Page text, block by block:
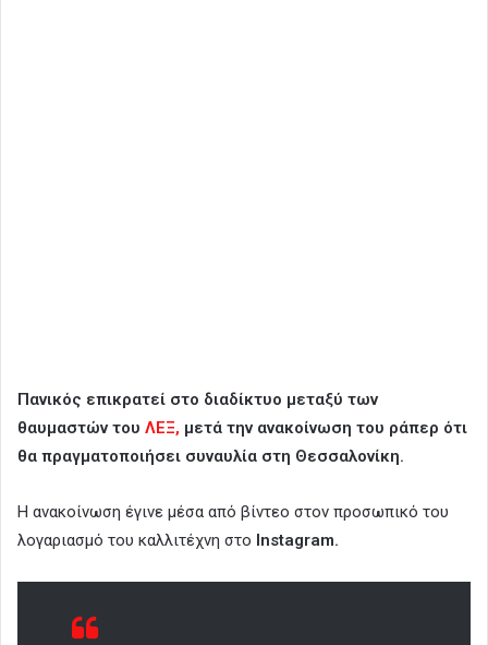
Πανικός επικρατεί στο διαδίκτυο μεταξύ των
θαυμαστών του ΛΕΞ, μετά την ανακοίνωση του ράπερ ότι
θα πραγματοποιήσει συναυλία στη Θεσσαλονίκη.
Η ανακοίνωση έγινε μέσα από βίντεο στον προσωπικό του
λογαριασμό του καλλιτέχνη στο Instagram.